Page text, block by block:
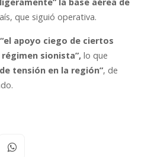
que siguió operativa.
“el apoyo ciego de ciertos
sionista”, lo que
tensión en la región”, de